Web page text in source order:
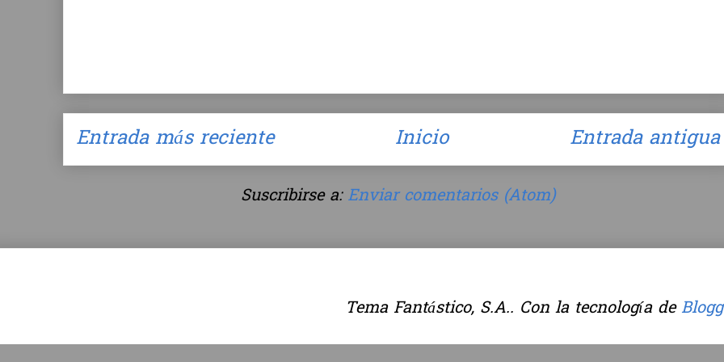
Entrada más reciente Entrada antigua
Inicio
Suscribirse a: Enviar comentarios (Atom)
Tema Fantástico, S.A.. Con la tecnología de